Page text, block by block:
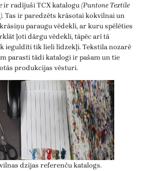
ir radījuši TCX katalogu (Pantone Textile
. Tas ir paredzēts krāsotai kokvilnai un
paraugu vēdekli, ar kuru spēlēties
ļoti dārgu vēdekli, tāpēc arī tā
ieguldīti tik lieli līdzekļi. Tekstila nozarē
parasti tādi katalogi ir pašam un tie
produkcijas vēsturi.
dzijas referenču katalogs.